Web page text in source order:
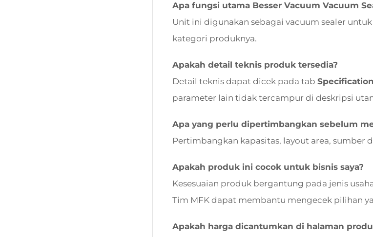
Apa fungsi utama Besser Vacuum Vacuum
Unit ini digunakan sebagai vacuum sealer
kategori produknya.
Apakah detail teknis produk tersedia?
Detail teknis dapat dicek pada tab
parameter lain tidak tercampur di deskripsi
Apa yang perlu dipertimbangkan sebelum
Pertimbangkan kapasitas, layout area, sumber
Apakah produk ini cocok untuk bisnis saya?
Kesesuaian produk bergantung pada jenis
Tim MFK dapat membantu mengecek pilihan
Apakah harga dicantumkan di halaman